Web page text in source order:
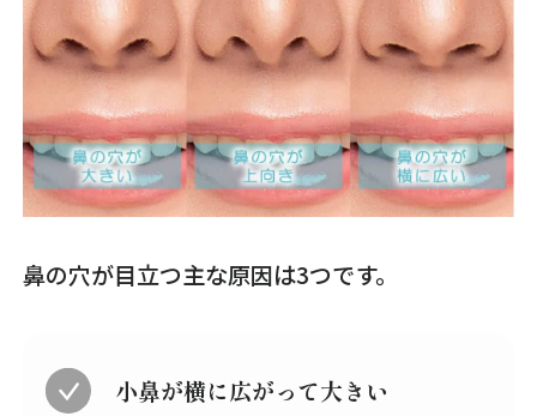
鼻の穴が目立つ主な原因は3つです。
小鼻が横に広がって大きい